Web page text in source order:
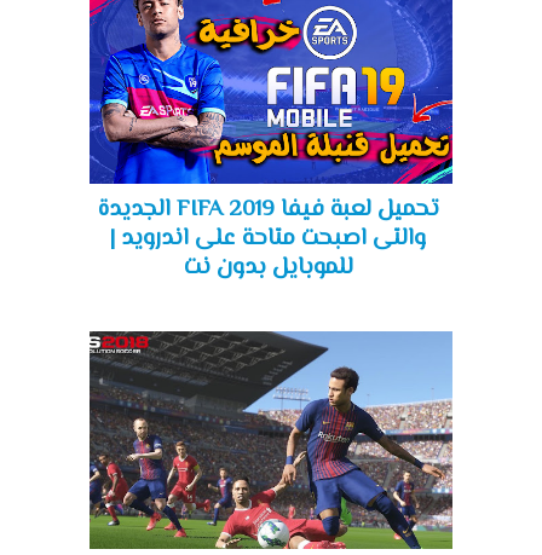
تحميل لعبة فيفا FIFA 2019 الجديدة
والتى اصبحت متاحة على اندرويد |
للموبايل بدون نت